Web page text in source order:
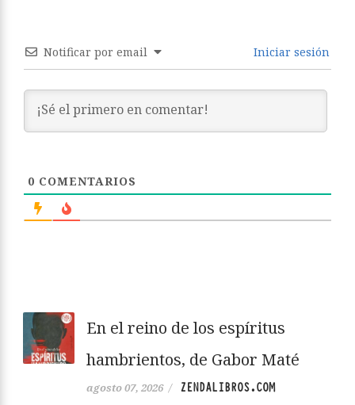
Notificar por email Iniciar sesión
0 COMENTARIOS
En el reino de los espíritus
hambrientos, de Gabor Maté
agosto 07, 2026 / ZENDALIBROS.COM